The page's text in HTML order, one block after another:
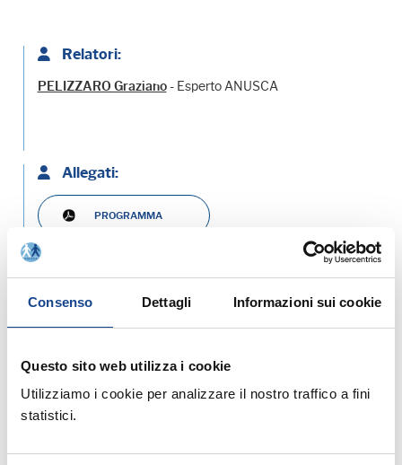
Consenso Dettagli Informazioni sui cookie
Questo sito web utilizza i cookie
Utilizziamo i cookie per analizzare il nostro traffico a fini
statistici.
Relatori:
PELIZZARO Graziano- Esperto ANUSCA
Allegati:
PROGRAMMA